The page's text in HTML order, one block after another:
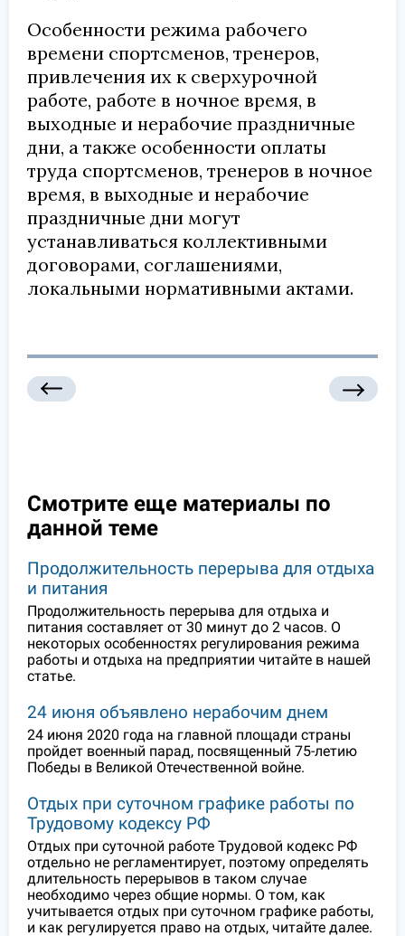
Особенности режима рабочего
времени спортсменов, тренеров,
привлечения их к сверхурочной
работе, работе в ночное время, в
выходные и нерабочие праздничные
дни, а также особенности оплаты
труда спортсменов, тренеров в ночное
время, в выходные и нерабочие
праздничные дни могут
устанавливаться коллективными
договорами, соглашениями,
локальными нормативными актами.
Смотрите еще материалы по
данной теме
Продолжительность перерыва для отдыха
и питания
Продолжительность перерыва для отдыха и
питания составляет от 30 минут до 2 часов. О
некоторых особенностях регулирования режима
работы и отдыха на предприятии читайте в нашей
статье.
24 июня объявлено нерабочим днем
24 июня 2020 года на главной площади страны
пройдет военный парад, посвященный 75-летию
Победы в Великой Отечественной войне.
Отдых при суточном графике работы по
Трудовому кодексу РФ
Отдых при суточной работе Трудовой кодекс РФ
отдельно не регламентирует, поэтому определять
длительность перерывов в таком случае
необходимо через общие нормы. О том, как
учитывается отдых при суточном графике работы,
и как регулируется право на отдых, читайте далее.